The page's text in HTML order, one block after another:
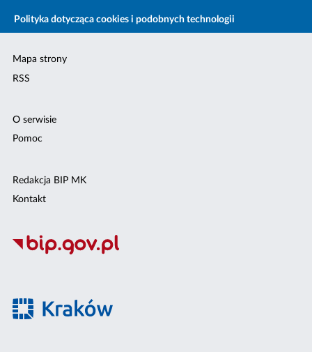
Polityka dotycząca cookies i podobnych technologii
Mapa strony
RSS
O serwisie
Pomoc
Redakcja BIP MK
Kontakt